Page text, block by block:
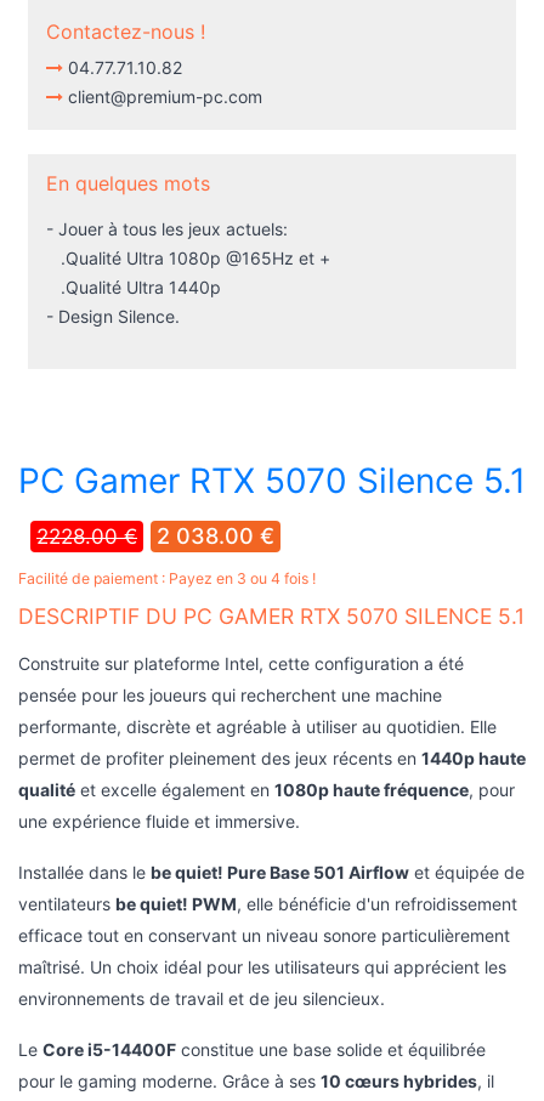
Contactez-nous !
04.77.71.10.82
client@premium-pc.com
En quelques mots
- Jouer à tous les jeux actuels:
.Qualité Ultra 1080p @165Hz et +
.Qualité Ultra 1440p
- Design Silence.
PC Gamer RTX 5070 Silence 5.1
2228.00 € 2 038.00 €
Facilité de paiement : Payez en 3 ou 4 fois !
DESCRIPTIF DU PC GAMER RTX 5070 SILENCE 5.1
Construite sur plateforme Intel, cette configuration a été
pensée pour les joueurs qui recherchent une machine
performante, discrète et agréable à utiliser au quotidien. Elle
permet de profiter pleinement des jeux récents en 1440p haute
qualité et excelle également en 1080p haute fréquence, pour
une expérience fluide et immersive.
Installée dans le be quiet! Pure Base 501 Airflow et équipée de
ventilateurs be quiet! PWM, elle bénéficie d'un refroidissement
efficace tout en conservant un niveau sonore particulièrement
maîtrisé. Un choix idéal pour les utilisateurs qui apprécient les
environnements de travail et de jeu silencieux.
Le Core i5-14400F constitue une base solide et équilibrée
pour le gaming moderne. Grâce à ses 10 cœurs hybrides, il